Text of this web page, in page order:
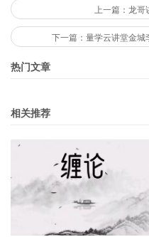
上一篇：龙
下一篇：量学云讲堂金
热门文章
相关推荐